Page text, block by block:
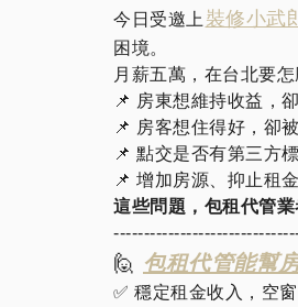
今日受邀上 裝修小武
困境。
月薪五萬，在台北要
📌 房東想維持收益，
📌 房客想住得好，卻
📌 點交是否有第三方
📌 增加房源、抑止租
這些問題，包租代管
🙋 包租代管能幫
✅ 穩定租金收入，空